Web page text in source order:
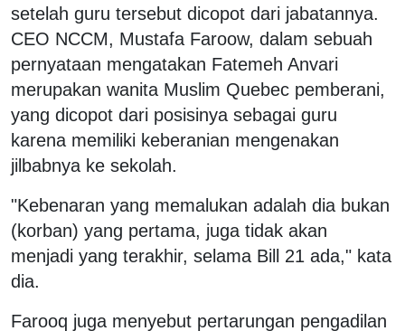
setelah guru tersebut dicopot dari jabatannya.
CEO NCCM, Mustafa Faroow, dalam sebuah
pernyataan mengatakan Fatemeh Anvari
merupakan wanita Muslim Quebec pemberani,
yang dicopot dari posisinya sebagai guru
karena memiliki keberanian mengenakan
jilbabnya ke sekolah.
"Kebenaran yang memalukan adalah dia bukan
(korban) yang pertama, juga tidak akan
menjadi yang terakhir, selama Bill 21 ada," kata
dia.
Farooq juga menyebut pertarungan pengadilan